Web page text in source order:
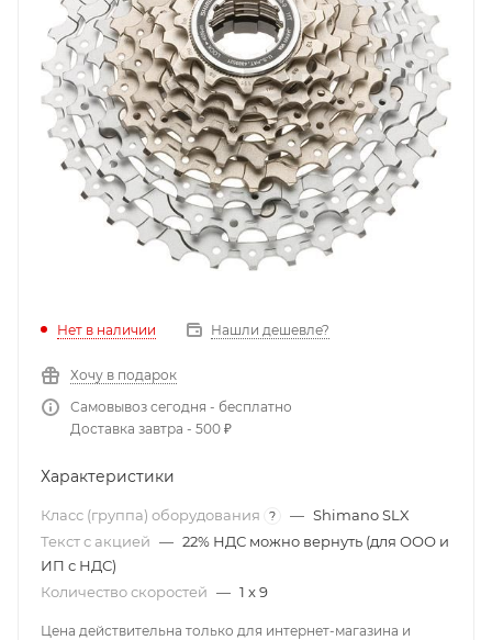
Нет в наличии Нашли дешевле?
Хочу в подарок
Самовывоз сегодня - бесплатно
Доставка завтра - 500 ₽
Характеристики
Класс (группа) оборудования ? — Shimano SLX
Текст с акцией — 22% НДС можно вернуть (для ООО и
ИП с НДС)
Количество скоростей — 1 x 9
Цена действительна только для интернет-магазина и